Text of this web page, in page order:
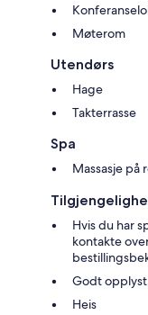
Møterom
Utendørs
Hage
Takterrasse
Spa
Massasje på
Hvis du har
kontakte
Godt
Heis